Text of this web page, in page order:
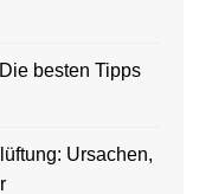
besten Tipps
Ursachen,